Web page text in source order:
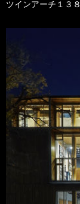
ツインアーチ１３８